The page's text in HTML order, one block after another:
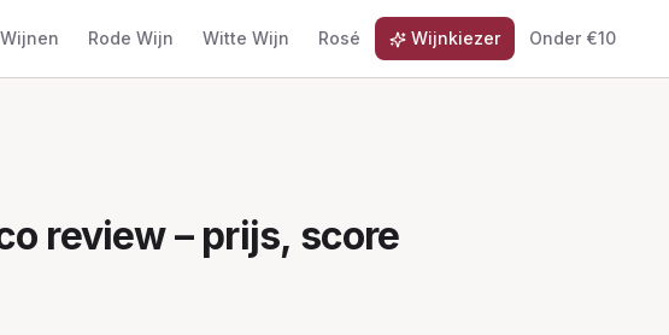
Rode Wijn Witte Wijn Rosé Wijnkiezer Onder €10
review – prijs, score